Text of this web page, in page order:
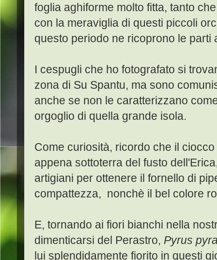
foglia aghiforme molto fitta, tanto
con la meraviglia di questi piccoli
questo periodo ne ricoprono le parti
I cespugli che ho fotografato si
zona di Su Spantu, ma sono
anche se non le caratterizzano
orgoglio di quella grande isola.
Come curiosità, ricordo che il
appena sottoterra del fusto
artigiani per ottenere il fornello di
compattezza, nonchè il bel colore
E, tornando ai fiori bianchi nella
dimenticarsi del Perastro, Pyrus
lui splendidamente fiorito in questi